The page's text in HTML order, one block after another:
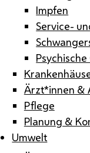
Impfen
Service-
Ärzt*innen &
Pflege
Planung &
Umwelt